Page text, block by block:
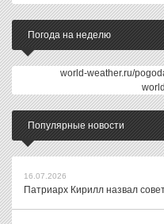
Погода на неделю
world-weather.ru/
Популярные новости
16.07.2026
Патриарх Кирилл назвал